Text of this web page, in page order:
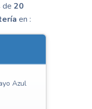
de 20
en :
Azul